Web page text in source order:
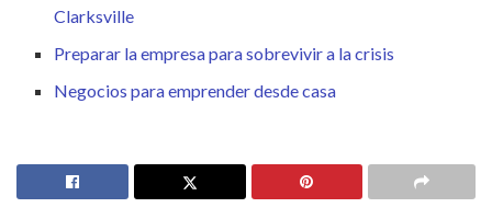
Clarksville
Preparar la empresa para sobrevivir a la crisis
Negocios para emprender desde casa